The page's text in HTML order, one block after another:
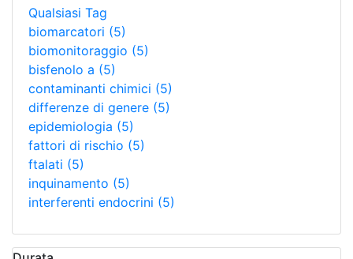
Qualsiasi Tag
biomarcatori (5)
biomonitoraggio (5)
bisfenolo a (5)
contaminanti chimici (5)
differenze di genere (5)
epidemiologia (5)
fattori di rischio (5)
ftalati (5)
inquinamento (5)
interferenti endocrini (5)